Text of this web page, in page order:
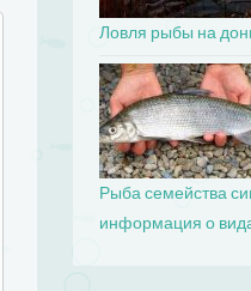
Ловля рыбы на
Рыба семейства
информация о